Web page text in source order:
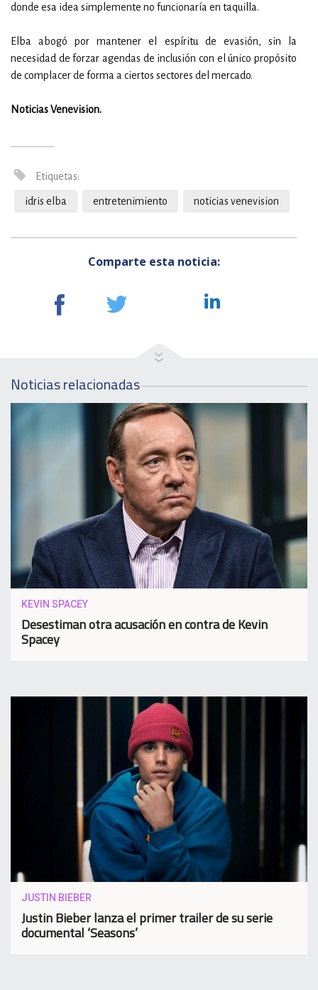
donde esa idea simplemente no funcionaría en taquilla.
Elba abogó por mantener el espíritu de evasión, sin la
necesidad de forzar agendas de inclusión con el único propósito
de complacer de forma a ciertos sectores del mercado.
Noticias Venevision.
Etiquetas:
idris elba entretenimiento noticias venevision
Comparte esta noticia:
Noticias relacionadas
KEVIN SPACEY
Desestiman otra acusación en contra de Kevin
Spacey
JUSTIN BIEBER
Justin Bieber lanza el primer trailer de su serie
documental ‘Seasons’